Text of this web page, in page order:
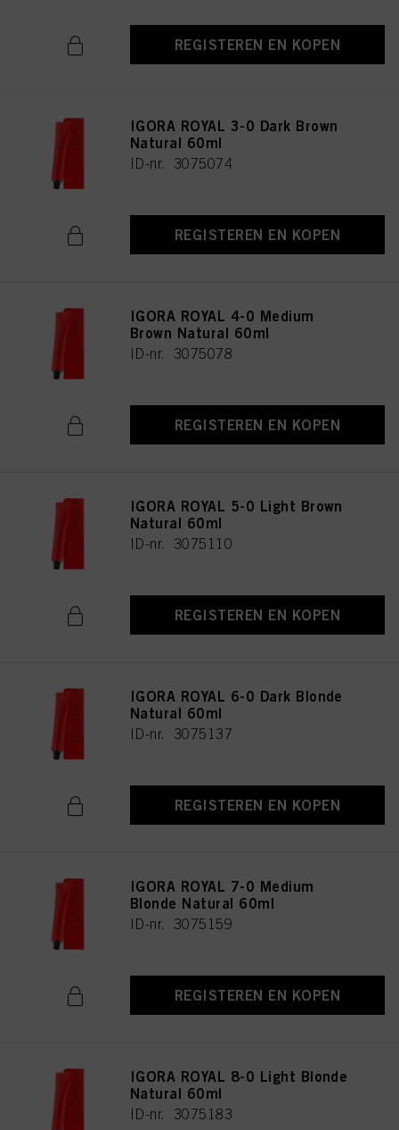
REGISTEREN EN KOPEN
IGORA ROYAL 3-0 Dark Brown
Natural 60ml
ID-nr. 3075074
REGISTEREN EN KOPEN
IGORA ROYAL 4-0 Medium
Brown Natural 60ml
ID-nr. 3075078
REGISTEREN EN KOPEN
IGORA ROYAL 5-0 Light Brown
Natural 60ml
ID-nr. 3075110
REGISTEREN EN KOPEN
IGORA ROYAL 6-0 Dark Blonde
Natural 60ml
ID-nr. 3075137
REGISTEREN EN KOPEN
IGORA ROYAL 7-0 Medium
Blonde Natural 60ml
ID-nr. 3075159
REGISTEREN EN KOPEN
IGORA ROYAL 8-0 Light Blonde
Natural 60ml
ID-nr. 3075183